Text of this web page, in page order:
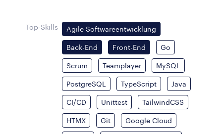
Top-Skills Agile Softwareentwicklung
Back-End Front-End Go
Scrum Teamplayer MySQL
PostgreSQL TypeScript Java
CI/CD Unittest TailwindCSS
HTMX Git Google Cloud